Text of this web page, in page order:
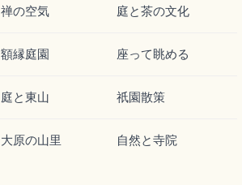
禅の空気 庭と茶の文化
額縁庭園 座って眺める
庭と東山 祇園散策
大原の山里 自然と寺院